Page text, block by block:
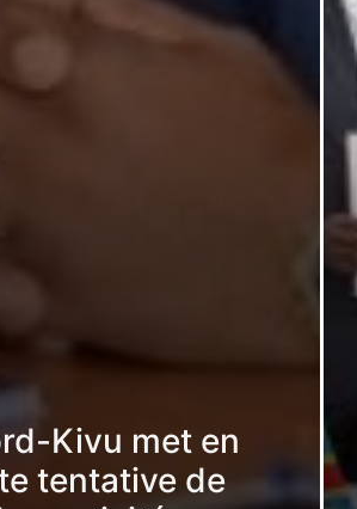
Kivu met en
tentative de